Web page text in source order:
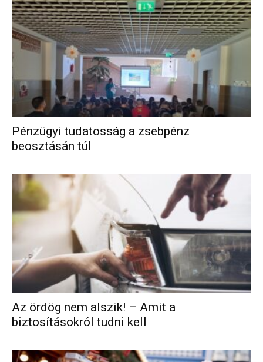
Pénzügyi tudatosság a zsebpénz
beosztásán túl
Az ördög nem alszik! – Amit a
biztosításokról tudni kell